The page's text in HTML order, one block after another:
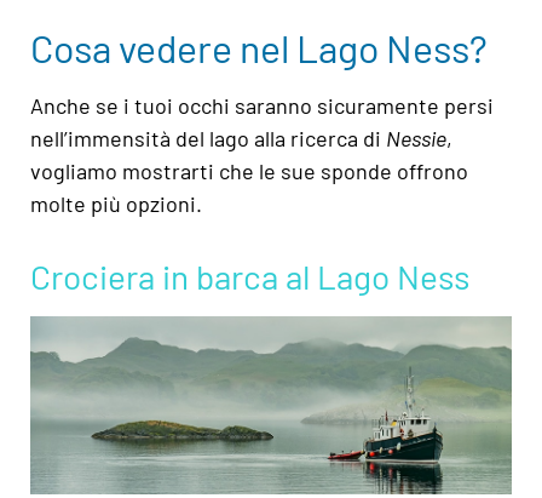
Cosa vedere nel Lago Ness?
Anche se i tuoi occhi saranno sicuramente persi
nell’immensità del lago alla ricerca di Nessie,
vogliamo mostrarti che le sue sponde offrono
molte più opzioni.
Crociera in barca al Lago Ness